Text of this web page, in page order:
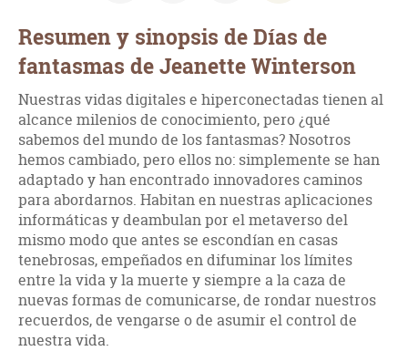
Resumen y sinopsis de Días de
fantasmas de Jeanette Winterson
Nuestras vidas digitales e hiperconectadas tienen al
alcance milenios de conocimiento, pero ¿qué
sabemos del mundo de los fantasmas? Nosotros
hemos cambiado, pero ellos no: simplemente se han
adaptado y han encontrado innovadores caminos
para abordarnos. Habitan en nuestras aplicaciones
informáticas y deambulan por el metaverso del
mismo modo que antes se escondían en casas
tenebrosas, empeñados en difuminar los límites
entre la vida y la muerte y siempre a la caza de
nuevas formas de comunicarse, de rondar nuestros
recuerdos, de vengarse o de asumir el control de
nuestra vida.